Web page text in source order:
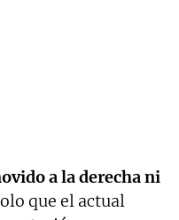
a la derecha ni
que el actual